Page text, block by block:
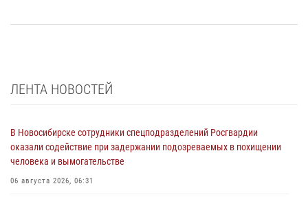
ЛЕНТА НОВОСТЕЙ
В Новосибирске сотрудники спецподразделений Росгвардии
оказали содействие при задержании подозреваемых в похищении
человека и вымогательстве
06 августа 2026, 06:31